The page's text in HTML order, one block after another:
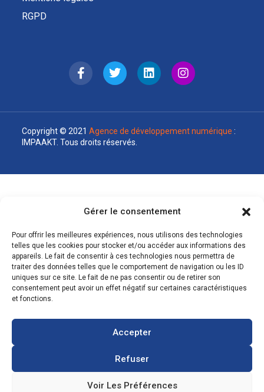
Gérer le consentement
Pour offrir les meilleures expériences, nous utilisons des technologies
telles que les cookies pour stocker et/ou accéder aux informations des
appareils. Le fait de consentir à ces technologies nous permettra de
traiter des données telles que le comportement de navigation ou les ID
uniques sur ce site. Le fait de ne pas consentir ou de retirer son
consentement peut avoir un effet négatif sur certaines caractéristiques
et fonctions.
Accepter
Refuser
Voir Les Préférences
RGPD
Copyright © 2021Agence de développement numérique :
IMPAAKT. Tous droits réservés.